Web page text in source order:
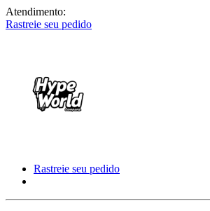
Atendimento:
Rastreie seu pedido
Rastreie seu pedido